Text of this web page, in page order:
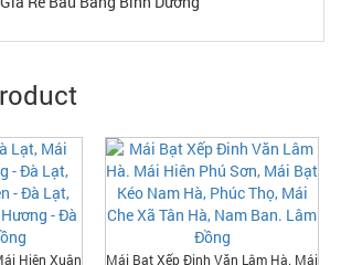
Hiên Xuân
Mái Bạt Xếp Đinh Văn Lâm Hà. Mái